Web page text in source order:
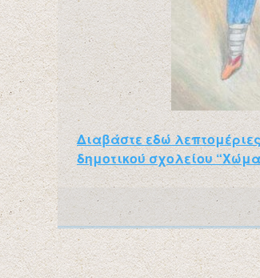
Διαβάστε εδώ
δημοτικού σχολείου